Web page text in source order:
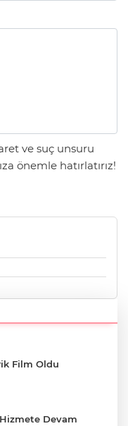
ve suç unsuru
önemle hatırlatırız!
Film Oldu
Devam